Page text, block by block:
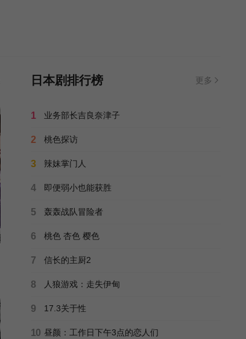
正片
全10集
日本剧排行榜 更多
1 业务部长吉良奈津子
2 桃色探访
3 辣妹掌门人
4 即便弱小也能获胜
5 轰轰战队冒险者
6 桃色 杏色 樱色
7 信长的主厨2
8 人狼游戏：走失伊甸
9 17.3关于性
10 昼颜：工作日下午3点的恋人们